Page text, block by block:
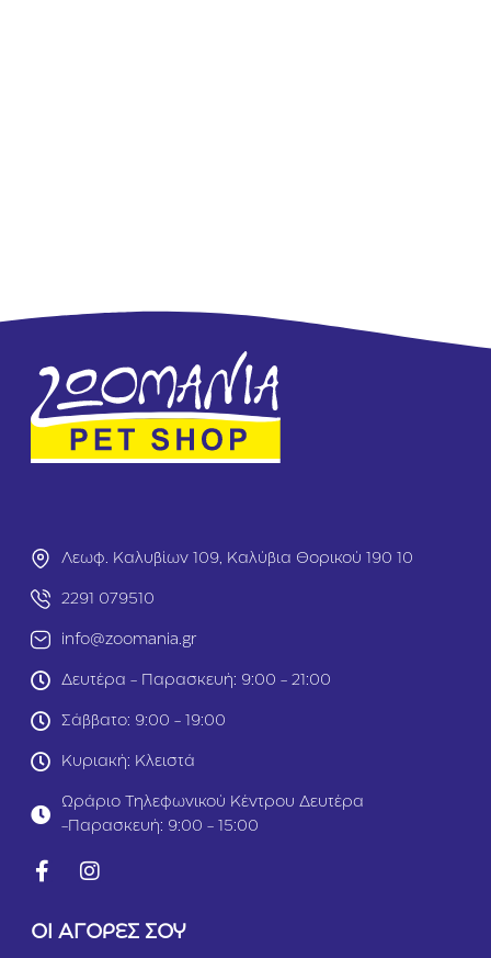
Λεωφ. Καλυβίων 109, Καλύβια Θορικού 190 10
2291 079510
info@zoomania.gr
Δευτέρα - Παρασκευή: 9:00 - 21:00
Σάββατο: 9:00 - 19:00
Κυριακή: Κλειστά
Ωράριο Τηλεφωνικού Κέντρου Δευτέρα
-Παρασκευή: 9:00 - 15:00
ΟΙ ΑΓΟΡΕΣ ΣΟΥ